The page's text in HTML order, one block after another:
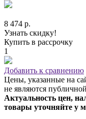
8 474 р.
Узнать скидку!
Купить в рассрочку
1
Добавить к сравнению
Цены, указанные на
не являются
Актуальность цен,
товары уточняйте у